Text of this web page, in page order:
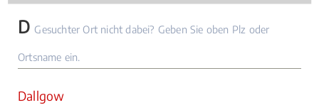
D Gesuchter Ort nicht dabei? Geben Sie oben Plz oder
Ortsname ein.
Dallgow